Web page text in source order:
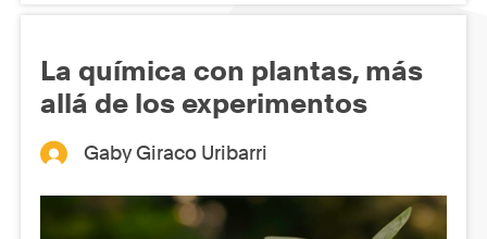
La química con plantas, más
allá de los experimentos
Gaby Giraco Uribarri